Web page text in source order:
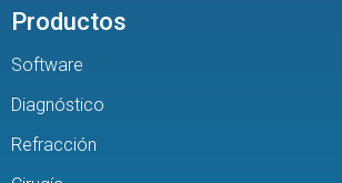
Productos
Software
Diagnóstico
Refracción